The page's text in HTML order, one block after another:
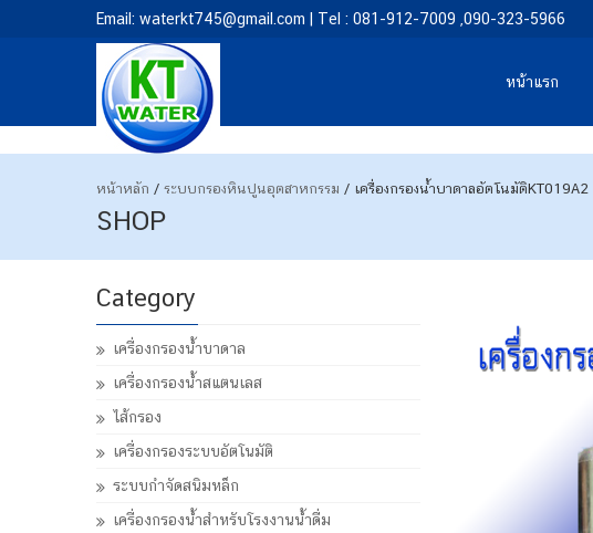
Email: waterkt745@gmail.com | Tel : 081-912-7009 ,090-323-5966
หน้าแรก
หน้าหลัก / ระบบกรองหินปูนอุตสาหกรรม / เครื่องกรองน้ำบาดาลอัตโนมัติKT019A2
SHOP
Category
เครื่องกรองน้ำบาดาล
เครื่องกรองน้ำสแตนเลส
ไส้กรอง
เครื่องกรองระบบอัตโนมัติ
ระบบกำจัดสนิมหล็ก
เครื่องกรองน้ำสำหรับโรงงานน้ำดื่ม